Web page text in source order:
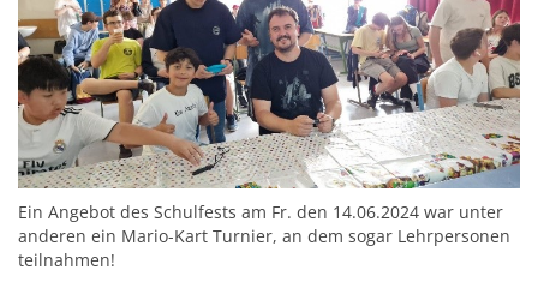
Ein Angebot des Schulfests am Fr. den 14.06.2024 war unter
anderen ein Mario-Kart Turnier, an dem sogar Lehrpersonen
teilnahmen!